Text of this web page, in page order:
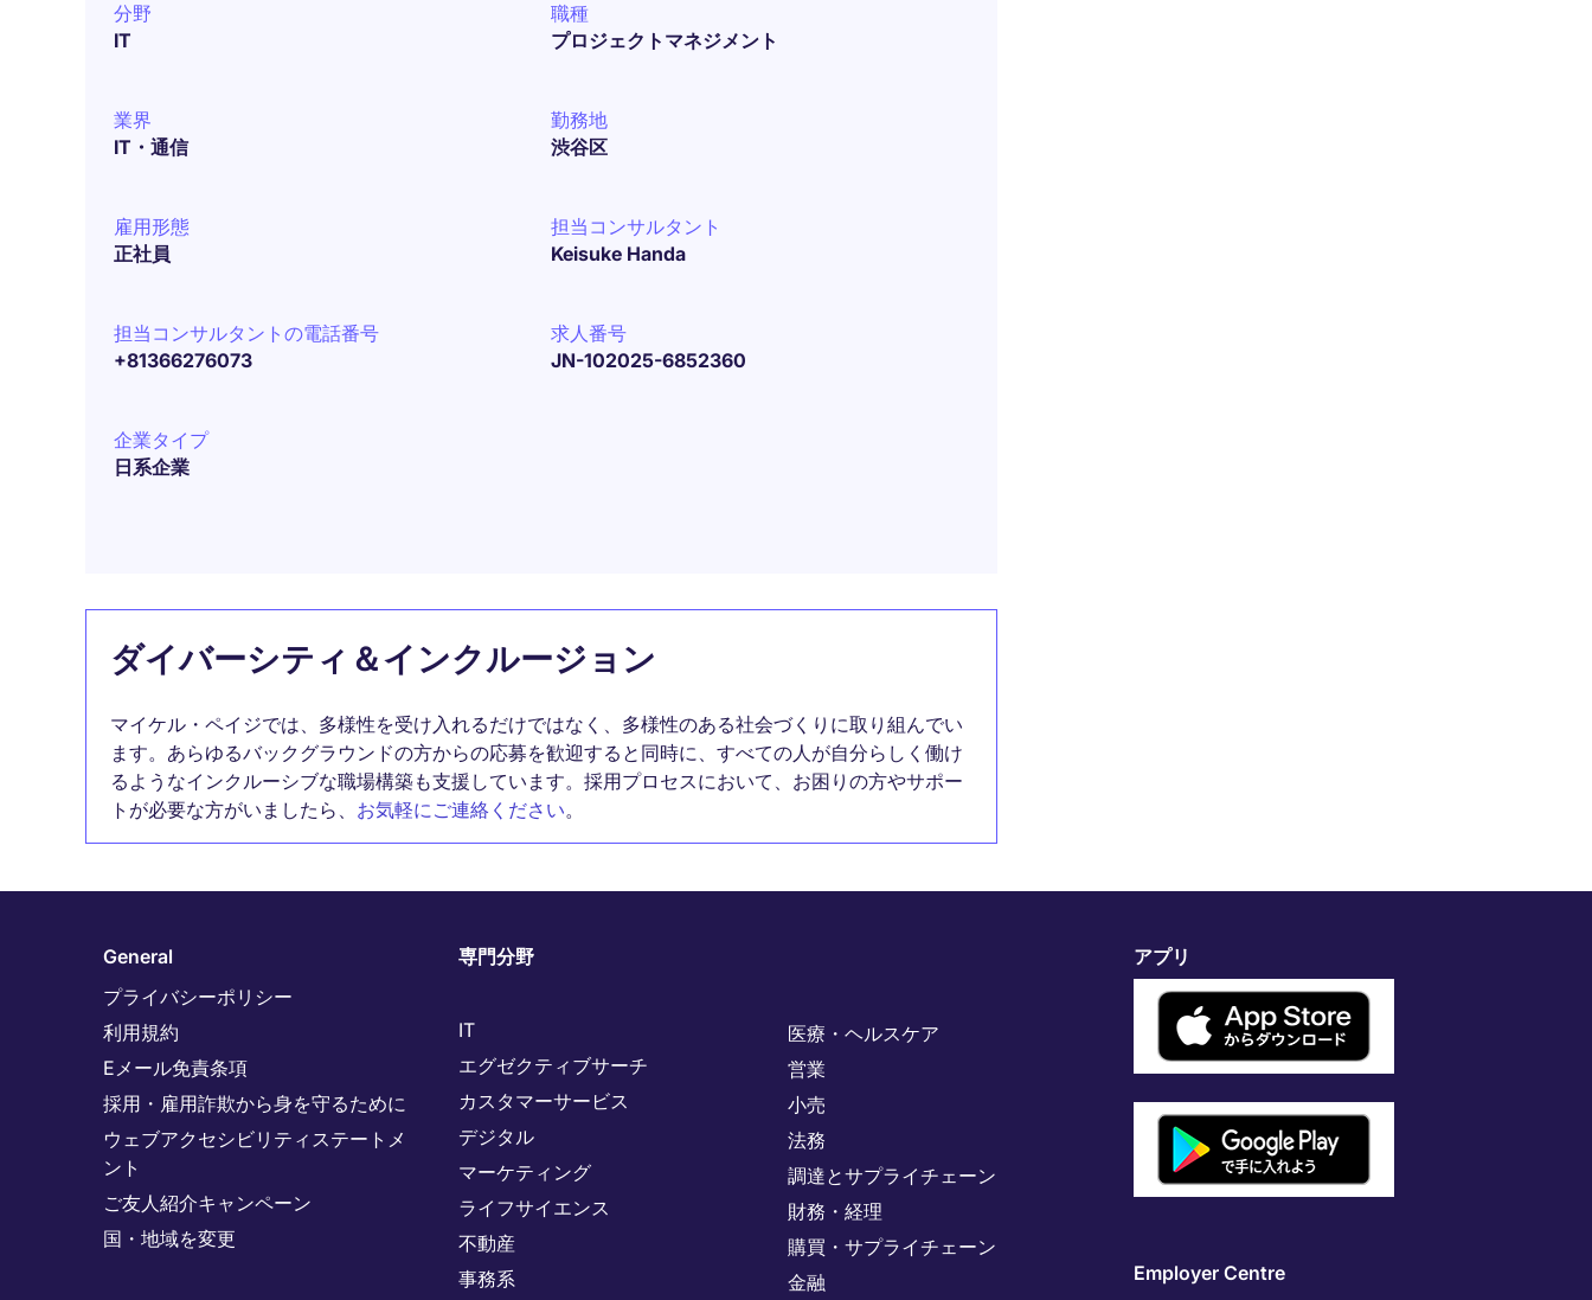
分野
IT
職種
プロジェクトマネジメント
業界
IT・通信
勤務地
渋谷区
雇用形態
正社員
担当コンサルタント
Keisuke Handa
担当コンサルタントの電話番号
+81366276073
求人番号
JN-102025-6852360
企業タイプ
日系企業
ダイバーシティ＆インクルージョン
マイケル・ペイジでは、多様性を受け入れるだけではなく、多様性のある社会づくりに取り組んでい
ます。あらゆるバックグラウンドの方からの応募を歓迎すると同時に、すべての人が自分らしく働け
るようなインクルーシブな職場構築も支援しています。採用プロセスにおいて、お困りの方やサポー
トが必要な方がいましたら、 お気軽にご連絡ください。
General
プライバシーポリシー
利用規約
Eメール免責条項
採用・雇用詐欺から身を守るために
ウェブアクセシビリティステートメ
ント
ご友人紹介キャンペーン
国・地域を変更
専門分野
IT
エグゼクティブサーチ
カスタマーサービス
デジタル
マーケティング
ライフサイエンス
不動産
事務系
医療・ヘルスケア
営業
小売
法務
調達とサプライチェーン
財務・経理
購買・サプライチェーン
金融
アプリ
Employer Centre